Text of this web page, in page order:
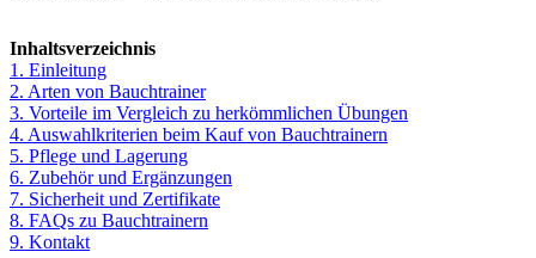
Inhaltsverzeichnis
1. Einleitung
2. Arten von Bauchtrainer
3. Vorteile im Vergleich zu herkömmlichen Übungen
4. Auswahlkriterien beim Kauf von Bauchtrainern
5. Pflege und Lagerung
6. Zubehör und Ergänzungen
7. Sicherheit und Zertifikate
8. FAQs zu Bauchtrainern
9. Kontakt